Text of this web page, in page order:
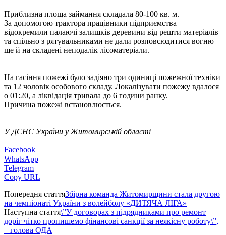
Приблизна площа займання складала 80-100 кв. м.
За допомогою трактора працівники підприємства
відокремили палаючі залишків деревини від решти матеріалів
та спільно з рятувальниками не дали розповсюдитися вогню
ще й на складені неподалік лісоматеріали.
На гасіння пожежі було задіяно три одиниці пожежної техніки
та 12 чоловік особового складу. Локалізувати пожежу вдалося
о 01:20, а ліквідація тривала до 6 години ранку.
Причина пожежі встановлюється.
У ДСНС України у Житомирській області
Facebook
WhatsApp
Telegram
Copy URL
Попередня статтяЗбірна команда Житомирщини стала другою
на чемпіонаті України з волейболу «ДИТЯЧА ЛІГА»
Наступна стаття\”У договорах з підрядниками про ремонт
доріг чітко пропишемо фінансові санкції за неякісну роботу\”,
– голова ОДА